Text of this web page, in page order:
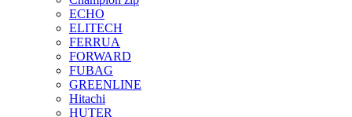
ECHO
ELITECH
FERRUA
FORWARD
FUBAG
GREENLINE
Hitachi
HUTER